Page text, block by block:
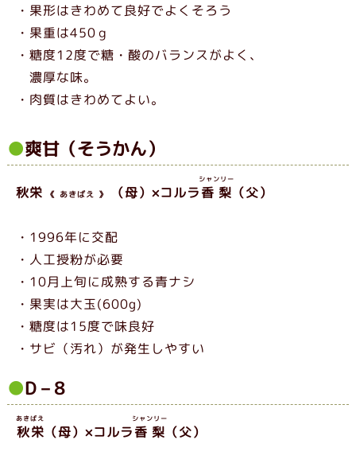
・果形はきわめて良好でよくそろう
・果重は450ｇ
・糖度12度で糖・酸のバランスがよく、
濃厚な味。
・肉質はきわめてよい。
爽甘（そうかん）
秋栄 《 あきばえ 》 （母）×コルラ香梨
シャンリー
（父）
・1996年に交配
・人工授粉が必要
・10月上旬に成熟する青ナシ
・果実は大玉(600g)
・糖度は15度で味良好
・サビ（汚れ）が発生しやすい
D－8
秋栄
あきばえ
（母）×コルラ香梨
シャンリー
（父）